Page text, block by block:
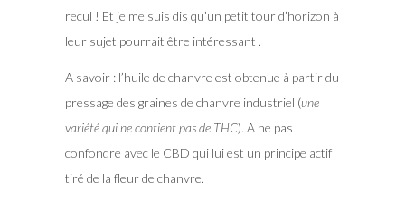
recul ! Et je me suis dis qu’un petit tour d’horizon à
leur sujet pourrait être intéressant .
A savoir : l’huile de chanvre est obtenue à partir du
pressage des graines de chanvre industriel (une
variété qui ne contient pas de THC). A ne pas
confondre avec le CBD qui lui est un principe actif
tiré de la fleur de chanvre.